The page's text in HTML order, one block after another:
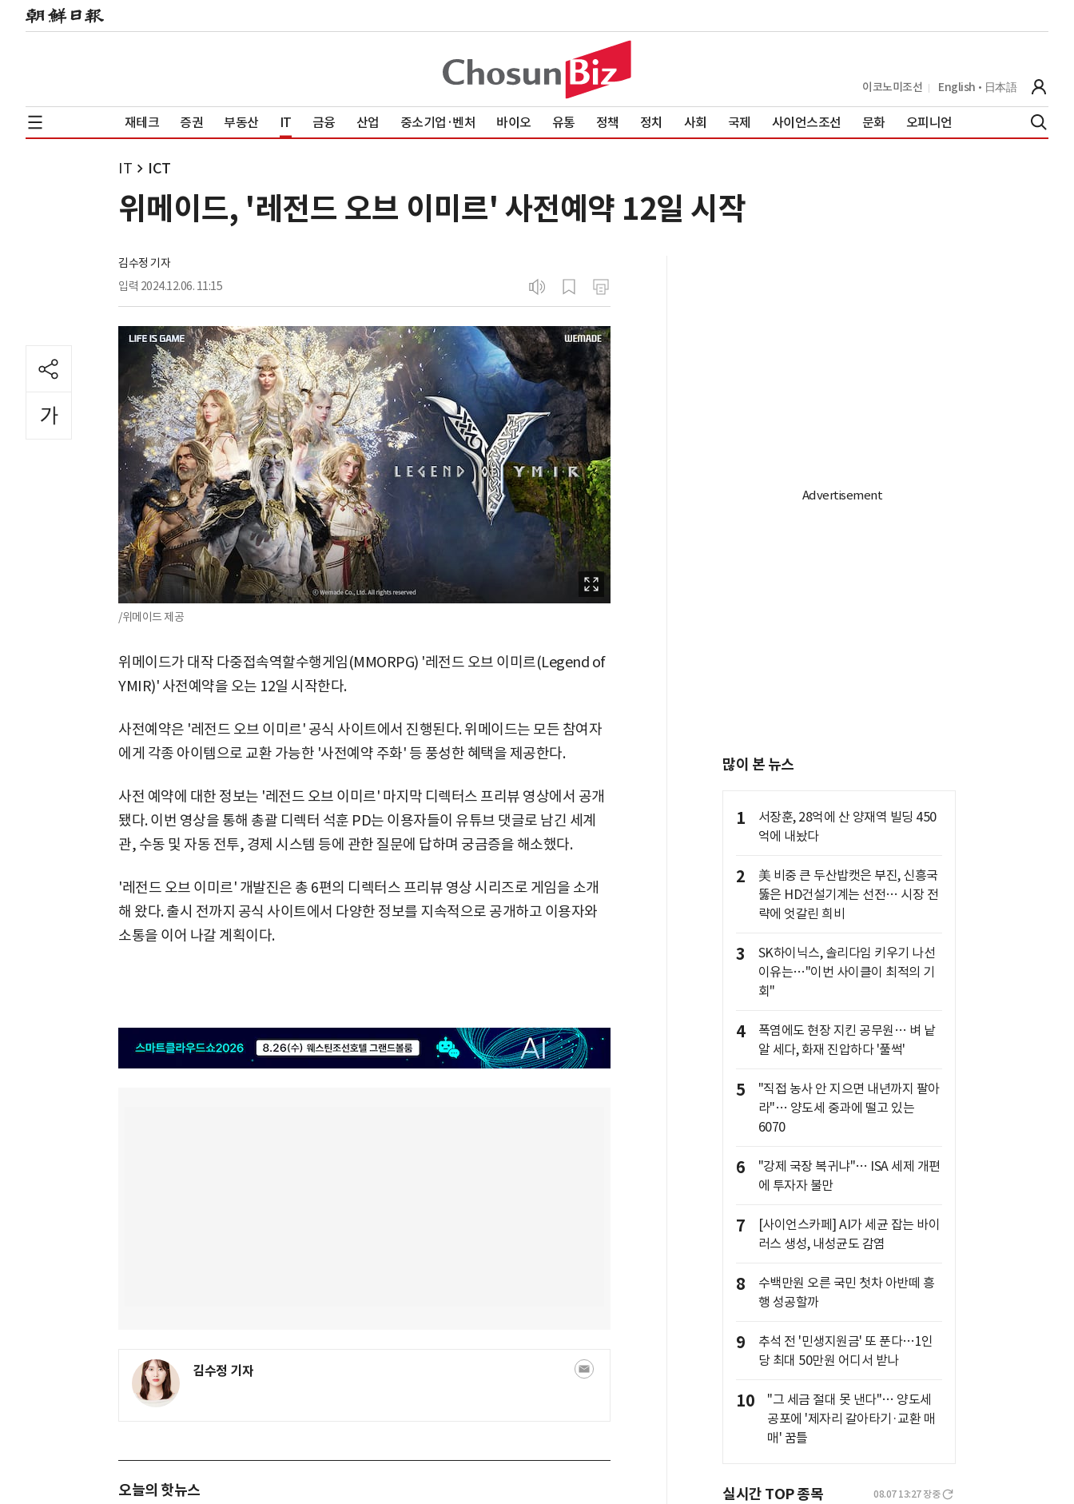
이코노미조선 English 日本語
재테크 증권 부동산 IT 금융 산업 중소기업·벤처 바이오 유통 정책 정치 사회 국제 사이언스조선 문화 오피니언
IT ICT
위메이드, '레전드 오브 이미르' 사전예약 12일 시작
김수정 기자
입력 2024.12.06. 11:15
/위메이드 제공
위메이드가 대작 다중접속역할수행게임(MMORPG) '레전드 오브 이미르(Legend of
YMIR)' 사전예약을 오는 12일 시작한다.
사전예약은 '레전드 오브 이미르' 공식 사이트에서 진행된다. 위메이드는 모든 참여자
에게 각종 아이템으로 교환 가능한 '사전예약 주화' 등 풍성한 혜택을 제공한다.
사전 예약에 대한 정보는 '레전드 오브 이미르' 마지막 디렉터스 프리뷰 영상에서 공개
됐다. 이번 영상을 통해 총괄 디렉터 석훈 PD는 이용자들이 유튜브 댓글로 남긴 세계
관, 수동 및 자동 전투, 경제 시스템 등에 관한 질문에 답하며 궁금증을 해소했다.
'레전드 오브 이미르' 개발진은 총 6편의 디렉터스 프리뷰 영상 시리즈로 게임을 소개
해 왔다. 출시 전까지 공식 사이트에서 다양한 정보를 지속적으로 공개하고 이용자와
소통을 이어 나갈 계획이다.
김수정 기자
오늘의 핫뉴스
많이 본 뉴스
1
서장훈, 28억에 산 양재역 빌딩 450
억에 내놨다
2
美 비중 큰 두산밥캣은 부진, 신흥국
뚫은 HD건설기계는 선전… 시장 전
략에 엇갈린 희비
3
SK하이닉스, 솔리다임 키우기 나선
이유는…"이번 사이클이 최적의 기
회"
4
폭염에도 현장 지킨 공무원… 벼 낱
알 세다, 화재 진압하다 '풀썩'
5
"직접 농사 안 지으면 내년까지 팔아
라"… 양도세 중과에 떨고 있는
6070
6
"강제 국장 복귀냐"… ISA 세제 개편
에 투자자 불만
7
[사이언스카페] AI가 세균 잡는 바이
러스 생성, 내성균도 감염
8
수백만원 오른 국민 첫차 아반떼 흥
행 성공할까
9
추석 전 '민생지원금' 또 푼다…1인
당 최대 50만원 어디서 받나
10
"그 세금 절대 못 낸다"… 양도세
공포에 '제자리 갈아타기·교환 매
매' 꿈틀
실시간 TOP 종목 08.07 13:27 장중